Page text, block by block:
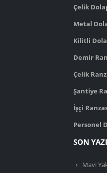
Çelik
Metal
Kilitli
Demir
Çelik
Şantiye
İşçi
Personel
SON
Mavi